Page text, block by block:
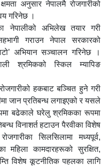
अनुसार नेपालमै रोजगारीको
गरिनेछ ।
नेपालीको अभिलेख तयार गरी
गराउन नेपाल सरकारको
अभियान सञ्चालन गरिनेछ ।
श्रमिकको स्किल म्यापिङ
हकबाट बञ्चित हुने गरी
जान प्रतिबन्ध लगाइएको र यसले
बढेकाले घरेलु श्रमिकका रूपमा
विनाशर्त हटाउन पैरवीका विशेष
सिलसिलामा मध्यपूर्व,
महिला कामदारहरूको सुरक्षित,
विशेष कूटनीतिक पहलका लागि